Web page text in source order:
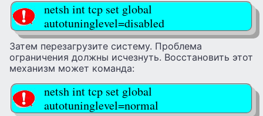
netsh int tcp set global
autotuninglevel=disabled
Затем перезагрузите систему. Проблема
ограничения должны исчезнуть. Восстановить этот
механизм может команда:
netsh int tcp set global
autotuninglevel=normal